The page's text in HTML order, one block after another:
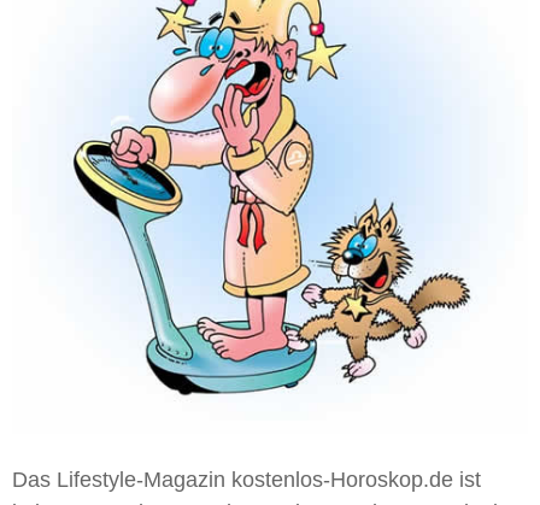
Das Lifestyle-Magazin kostenlos-Horoskop.de ist